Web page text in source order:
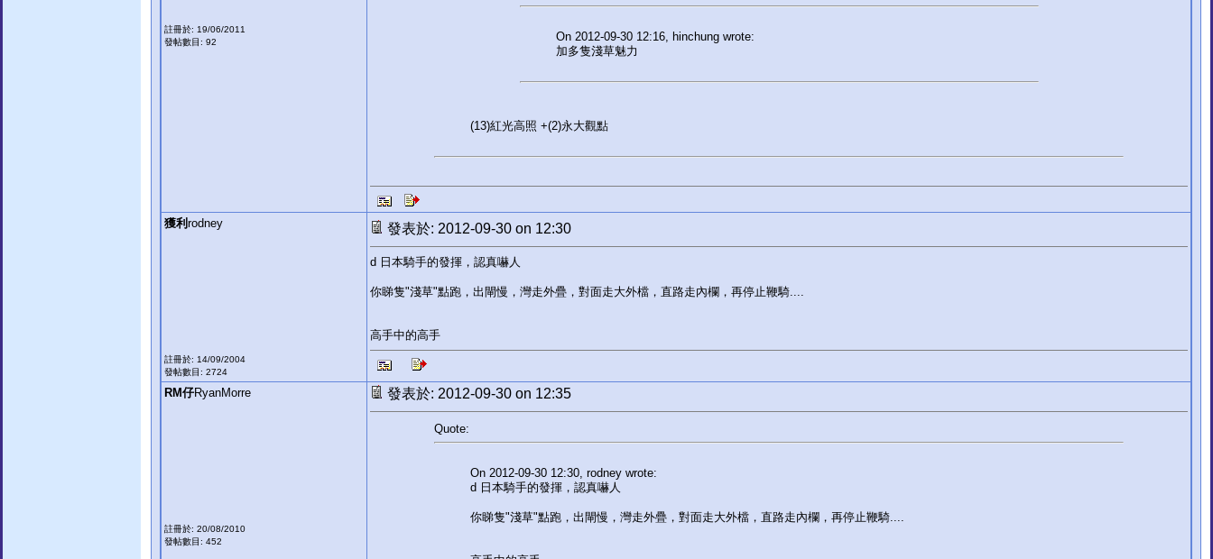
註冊於: 19/06/2011
發帖數目: 92
On 2012-09-30 12:16, hinchung wrote:
加多隻淺草魅力
(13)紅光高照 +(2)永大觀點
獲利 rodney
註冊於: 14/09/2004
發帖數目: 2724
發表於: 2012-09-30 on 12:30
d 日本騎手的發揮，認真嚇人
你睇隻"淺草"點跑，出閘慢，灣走外疊，對面走大外檔，直路走內欄，再停止鞭騎....
高手中的高手
RM仔RyanMorre
註冊於: 20/08/2010
發帖數目: 452
發表於: 2012-09-30 on 12:35
Quote:
On 2012-09-30 12:30, rodney wrote:
d 日本騎手的發揮，認真嚇人
你睇隻"淺草"點跑，出閘慢，灣走外疊，對面走大外檔，直路走內欄，再停止鞭騎....